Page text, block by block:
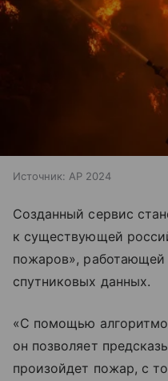
Источник: AP 2024
Созданный сервис
к существующей
пожаров», работающей
спутниковых данных.
«С помощью
он позволяет
произойдет пожар, с